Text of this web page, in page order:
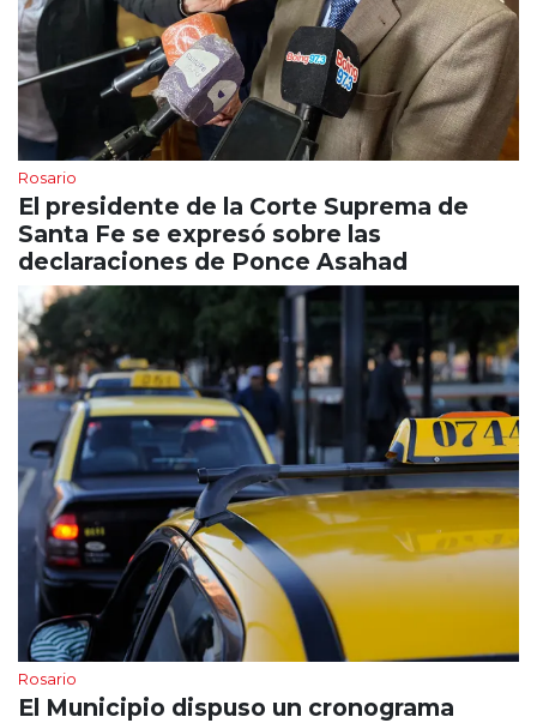
Rosario
El presidente de la Corte Suprema de
Santa Fe se expresó sobre las
declaraciones de Ponce Asahad
Rosario
El Municipio dispuso un cronograma